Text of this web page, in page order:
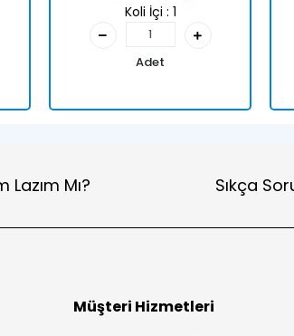
Koli İçi : 1
Adet
Lazım Mı? Sıkça
Müşteri Hizmetleri